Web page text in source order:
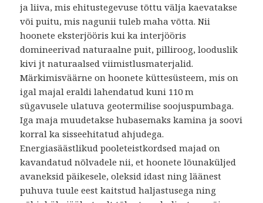
ja liiva, mis ehitustegevuse tõttu välja kaevatakse
või puitu, mis nagunii tuleb maha võtta. Nii
hoonete eksterjööris kui ka interjööris
domineerivad naturaalne puit, pilliroog, looduslik
kivi jt naturaalsed viimistlusmaterjalid.
Märkimisväärne on hoonete küttesüsteem, mis on
igal majal eraldi lahendatud kuni 110 m
sügavusele ulatuva geotermilise soojuspumbaga.
Iga maja muudetakse hubasemaks kamina ja soovi
korral ka sisseehitatud ahjudega.
Energiasäästlikud pooleteistkordsed majad on
kavandatud nõlvadele nii, et hoonete lõunaküljed
avaneksid päikesele, oleksid idast ning läänest
puhuva tuule eest kaitstud haljastusega ning